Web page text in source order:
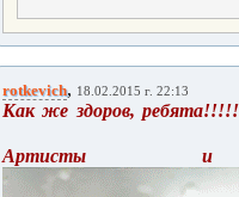
rotkevich, 18.02.2015 г. 22:13
Как же здоров,
Артисты